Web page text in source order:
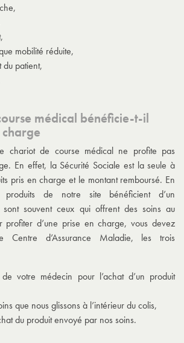
mobilité réduite,
du patient,
médical bénéficie-t-il
charge
chariot de course médical ne profite pas
En effet, la Sécurité Sociale est la seule à
pris en charge et le montant remboursé. En
produits de notre site bénéficient d’un
sont souvent ceux qui offrent des soins au
profiter d’une prise en charge, vous devez
Centre d’Assurance Maladie, les trois
de votre médecin pour l’achat d’un produit
que nous glissons à l’intérieur du colis,
du produit envoyé par nos soins.